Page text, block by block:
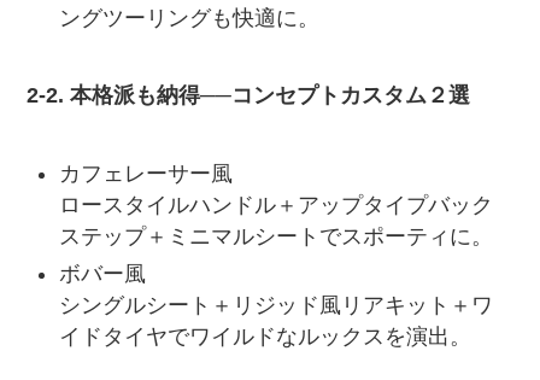
ングツーリングも快適に。
2-2. 本格派も納得──コンセプトカスタム２選
カフェレーサー風
ロースタイルハンドル＋アップタイプバック
ステップ＋ミニマルシートでスポーティに。
ボバー風
シングルシート＋リジッド風リアキット＋ワ
イドタイヤでワイルドなルックスを演出。